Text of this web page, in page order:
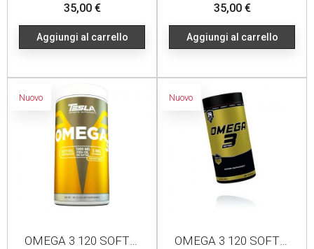
Prezzo
35,00 €
Aggiungi al carrello
Prezzo
35,00 €
Aggiungi al carrello
OMEGA 3 120 SOFTGELS
Nuovo
OMEGA 3 120 SOFTGEL
Nuovo